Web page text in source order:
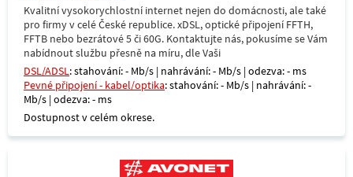
Kvalitní vysokorychlostní internet nejen do domácnosti, ale také
pro firmy v celé České republice. xDSL, optické připojení FFTH,
FFTB nebo bezrátové 5 či 60G. Kontaktujte nás, pokusíme se Vám
nabídnout službu přesně na míru, dle Vaši
DSL/ADSL: stahování: - Mb/s | nahrávání: - Mb/s | odezva: - ms
Pevné připojení - kabel/optika: stahování: - Mb/s | nahrávání: -
Mb/s | odezva: - ms
Dostupnost v celém okrese.